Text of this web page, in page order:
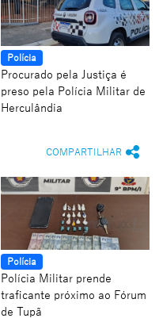
Polícia
Procurado pela Justiça é
preso pela Polícia Militar de
Herculândia
COMPARTILHAR
Polícia
Polícia Militar prende
traficante próximo ao Fórum
de Tupã